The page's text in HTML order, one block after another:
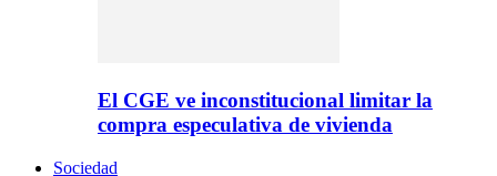
El CGE ve inconstitucional limitar la
compra especulativa de vivienda
Sociedad